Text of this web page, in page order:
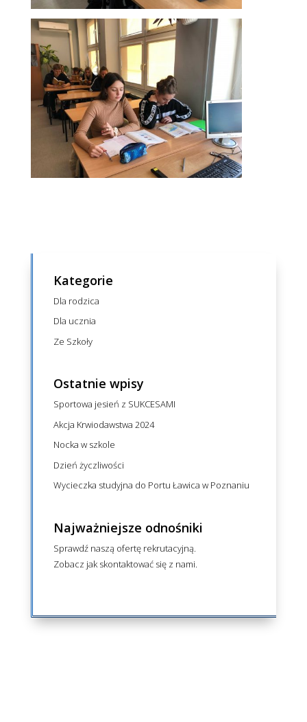
Kategorie
Dla rodzica
Dla ucznia
Ze Szkoły
Ostatnie wpisy
Sportowa jesień z SUKCESAMI
Akcja Krwiodawstwa 2024
Nocka w szkole
Dzień życzliwości
Wycieczka studyjna do Portu Ławica w Poznaniu
Najważniejsze odnośniki
Sprawdź naszą ofertę rekrutacyjną.
Zobacz jak skontaktować się z nami.